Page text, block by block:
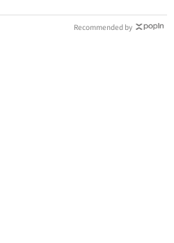
Recommended by